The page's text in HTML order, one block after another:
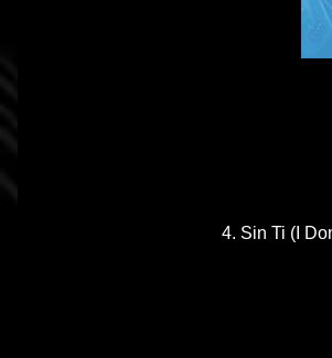
4. Sin Ti (I